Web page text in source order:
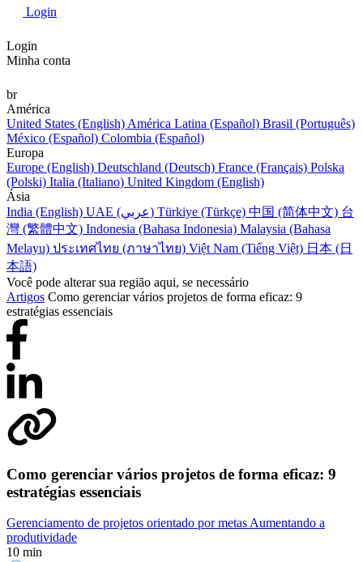
Login
Login
Minha conta
br
América
United States (English) América Latina (Español) Brasil (Português)
México (Español) Colombia (Español)
Europa
Europe (English) Deutschland (Deutsch) France (Français) Polska
(Polski) Italia (Italiano) United Kingdom (English)
Ásia
India (English)
UAE (عربي) Türkiye (Türkçe) 中国 (简体中文) 台
灣 (繁體中文) Indonesia (Bahasa Indonesia) Malaysia (Bahasa
Melayu) ประเทศไทย (ภาษาไทย) Việt Nam (Tiếng Việt) 日本 (日
本語)
Você pode alterar sua região aqui, se necessário
Artigos Como gerenciar vários projetos de forma eficaz: 9
estratégias essenciais
Como gerenciar vários projetos de forma eficaz: 9
estratégias essenciais
Gerenciamento de projetos orientado por metasAumentando a
produtividade
10 min